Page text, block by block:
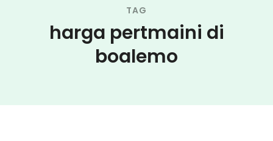
TAG
harga pertmaini di
boalemo